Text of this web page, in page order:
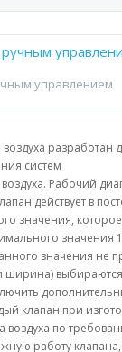
управлением
разработан
систем
Рабочий
действует в
значения, которое
значения
значения не
выбираются
клапан при
по
работу